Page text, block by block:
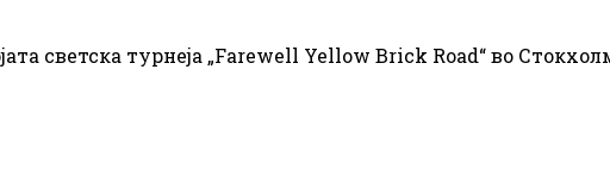
светска турнеја „Farewell Yellow Brick Road“ во